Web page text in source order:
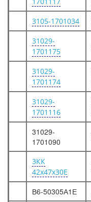
3105-1701034
31029-
1701175
31029-
1701174
31029-
1701116
31029-
1701090
3КК
42х47х30Е
В6-50305А1Е